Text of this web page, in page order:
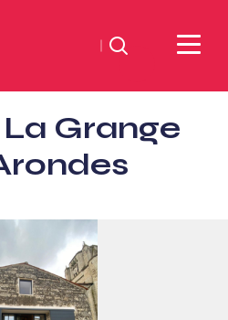
Zoeken
Grange